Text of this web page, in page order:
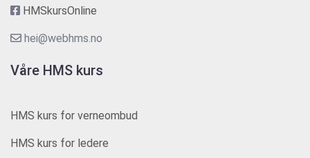
HMSkursOnline
hei@webhms.no
Våre HMS kurs
HMS kurs for verneombud
HMS kurs for ledere